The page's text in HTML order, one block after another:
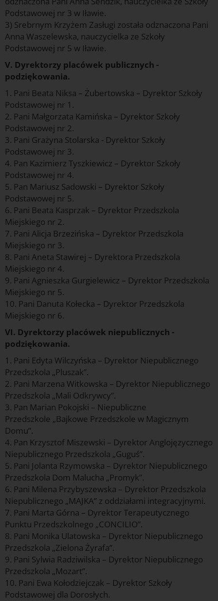
Podstawowej nr 3 w Iławie.
3) Srebrnym Krzyżem Zasługi została odznaczona Pani
Anna Waszelewska, nauczycielka ze Szkoły
Podstawowej nr 5 w Iławie.
V. Dyrektorzy placówek publicznych -
podziękowania.
1. Pani Beata Niksa – Żubertowska – Dyrektor Szkoły
Podstawowej nr 1.
2. Pani Małgorzata Kamińska – Dyrektor Szkoły
Podstawowej nr 2.
3. Pani Grażyna Stolarska - Dyrektor Szkoły
Podstawowej nr 3.
4. Pan Kazimierz Tyszkiewicz – Dyrektor Szkoły
Podstawowej nr 4.
5. Pan Mariusz Sadowski – Dyrektor Szkoły
Podstawowej nr 5.
6. Pani Beata Kasprzak – Dyrektor Przedszkola
Miejskiego nr 2.
7. Pani Alicja Brzezińska – Dyrektor Przedszkola
Miejskiego nr 3.
8. Pani Aneta Stawirej – Dyrektora Przedszkola
Miejskiego nr 4.
9. Pani Agnieszka Gurgielewicz – Dyrektor Przedszkola
Miejskiego nr 5.
10. Pani Danuta Kołecka – Dyrektor Przedszkola
Miejskiego nr 6.
VI. Dyrektorzy placówek niepublicznych -
podziękowania.
1. Pani Edyta Wilczyńska – Dyrektor Niepublicznego
Przedszkola „Pluszak”.
2. Pani Marzena Witkowska – Dyrektor Niepublicznego
Przedszkola „Mali Odkrywcy”.
3. Pan Marian Pokojski – Niepubliczne
Przedszkole „Bajkowe Przedszkole w Magicznym
Domu”.
4. Pan Krzysztof Miszewski – Dyrektor Anglojęzycznego
Niepublicznego Przedszkola „Guguś”.
5. Pani Jolanta Rzymowska – Dyrektor Niepublicznego
Przedszkola Dom Malucha „Promyk”.
6. Pani Milena Przybyszewska – Dyrektor Przedszkola
Niepublicznego „MAJKA” z oddziałami integracyjnymi.
7. Pani Marta Górna – Dyrektor Terapeutycznego
Punktu Przedszkolnego „CONCILIO”.
8. Pani Monika Ulatowska – Dyrektor Niepublicznego
Przedszkola „Zielona Żyrafa”.
9. Pani Sylwia Radziwilska – Dyrektor Niepublicznego
Przedszkola „Mozart”.
10. Pani Ewa Kołodziejczak – Dyrektor Szkoły
Podstawowej dla Dorosłych.